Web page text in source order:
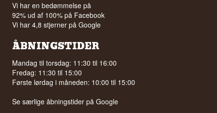
Vi har en bedømmelse på
92% ud af 100% på Facebook
Vi har 4,8 stjerner på Google
ÅBNINGSTIDER
Mandag til torsdag: 11:30 til 16:00
Fredag: 11:30 til 15:00
Første lørdag i måneden: 10:00 til 15:00
Se særlige åbningstider påGoogle